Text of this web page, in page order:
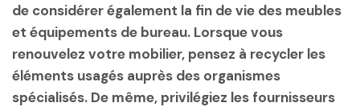
de considérer également la fin de vie des meubles
et équipements de bureau. Lorsque vous
renouvelez votre mobilier, pensez à recycler les
éléments usagés auprès des organismes
spécialisés. De même, privilégiez les fournisseurs